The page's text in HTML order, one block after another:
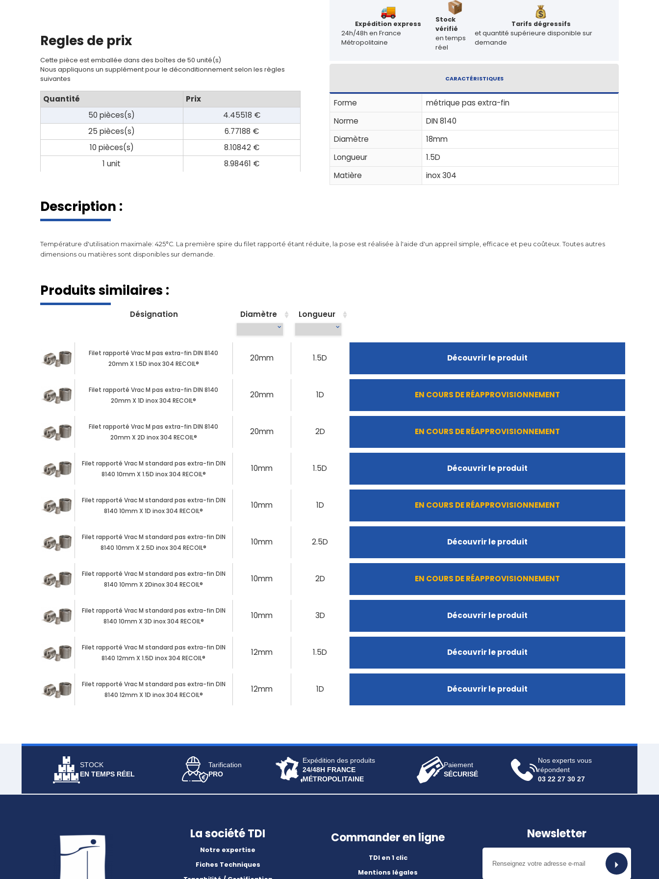
Regles de prix
Cette pièce est emballée dans des boîtes de 50 unité(s)
Nous appliquons un supplément pour le déconditionnement selon les règles
suivantes
Quantité
Prix
50 pièces(s)
4.45518 €
25 pièces(s)
6.77188 €
10 pièces(s)
8.10842 €
1 unit
8.98461 €
Expédition express
24h/48h en France
Métropolitaine
Stock
vérifié
en temps
réel
Tarifs dégressifs
et quantité supérieure disponible sur
demande
CARACTÉRISTIQUES
Forme
métrique pas extra-fin
Norme
DIN 8140
Diamètre
18mm
Longueur
1.5D
Matière
inox 304
Description :
Température d'utilisation maximale: 425°C. La première spire du filet rapporté étant réduite, la pose est réalisée à l'aide d'un appreil simple, efficace et peu coûteux. Toutes autres
dimensions ou matières sont disponibles sur demande.
Produits similaires :
Désignation Diamètre Longueur
Filet rapporté Vrac M pas extra-fin DIN 8140
20mm X 1.5D inox 304 RECOIL®
20mm 1.5D Découvrir le produit
Filet rapporté Vrac M pas extra-fin DIN 8140
20mm X 1D inox 304 RECOIL®
20mm 1D EN COURS DE RÉAPPROVISIONNEMENT
Filet rapporté Vrac M pas extra-fin DIN 8140
20mm X 2D inox 304 RECOIL®
20mm 2D EN COURS DE RÉAPPROVISIONNEMENT
Filet rapporté Vrac M standard pas extra-fin DIN
8140 10mm X 1.5D inox 304 RECOIL®
10mm 1.5D Découvrir le produit
Filet rapporté Vrac M standard pas extra-fin DIN
8140 10mm X 1D inox 304 RECOIL®
10mm 1D EN COURS DE RÉAPPROVISIONNEMENT
Filet rapporté Vrac M standard pas extra-fin DIN
8140 10mm X 2.5D inox 304 RECOIL®
10mm 2.5D Découvrir le produit
Filet rapporté Vrac M standard pas extra-fin DIN
8140 10mm X 2Dinox 304 RECOIL®
10mm 2D EN COURS DE RÉAPPROVISIONNEMENT
Filet rapporté Vrac M standard pas extra-fin DIN
8140 10mm X 3D inox 304 RECOIL®
10mm 3D Découvrir le produit
Filet rapporté Vrac M standard pas extra-fin DIN
8140 12mm X 1.5D inox 304 RECOIL®
12mm 1.5D Découvrir le produit
Filet rapporté Vrac M standard pas extra-fin DIN
8140 12mm X 1D inox 304 RECOIL®
12mm 1D Découvrir le produit
STOCK
EN TEMPS RÉEL
Tarification
PRO
Expédition des produits
24/48H FRANCE
MÉTROPOLITAINE
Paiement
SÉCURISÉ
Nos experts vous
répondent
03 22 27 30 27
La société TDI
Notre expertise
Fiches Techniques
Commander en ligne
TDI en 1 clic
Mentions légales
Newsletter